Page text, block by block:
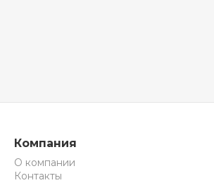
Компания
О компании
Контакты